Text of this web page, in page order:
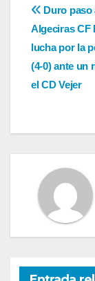
de
Duro paso
Algeciras CF
lucha por la
(4-0) ante un
el CD Vejer